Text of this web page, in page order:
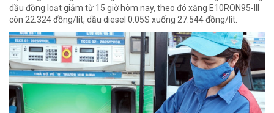
dầu đồng loạt giảm từ 15 giờ hôm nay, theo đó xăng E10RON95-III
còn 22.324 đồng/lít, dầu diesel 0.05S xuống 27.544 đồng/lít.